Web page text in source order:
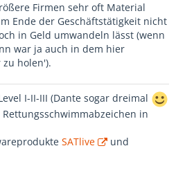
Firmen sehr oft Material
Ende der Geschäftstätigkeit nicht
in Geld umwandeln lässt (wenn
war ja auch in dem hier
holen').
I-II-III (Dante sogar dreimal
in
SATlive
und